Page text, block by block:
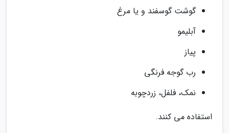
گوشت گوسفند و یا مرغ
آبلیمو
پیاز
رب گوجه فرنگی
نمک، فلفل، زردچوبه
استفاده می کنند.